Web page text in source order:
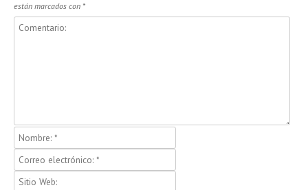
están marcados con *